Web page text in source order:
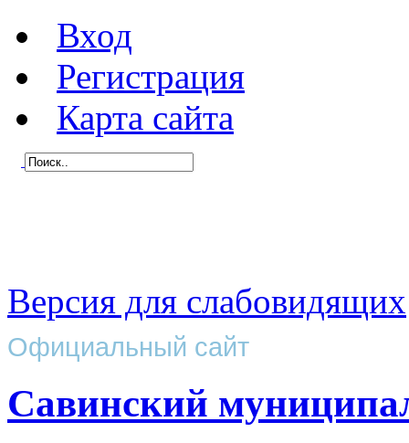
Вход
Регистрация
Карта сайта
Версия для слабовидящих
Официальный сайт
Савинский